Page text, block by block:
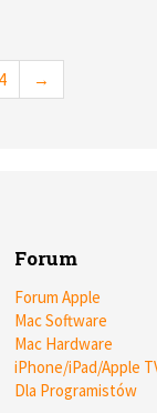
→
Forum
Forum Apple
Mac Software
Mac Hardware
iPhone/iPad/Apple
Dla Programistów